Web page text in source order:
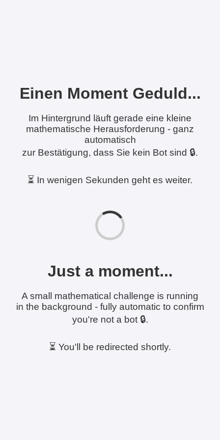
Einen Moment Geduld...
Im Hintergrund läuft gerade eine kleine
mathematische Herausforderung - ganz
automatisch
zur Bestätigung, dass Sie kein Bot sind 🔒.
⏳ In wenigen Sekunden geht es weiter.
Just a moment...
A small mathematical challenge is running
in the background - fully automatic to confirm
you're not a bot 🔒.
⏳ You'll be redirected shortly.